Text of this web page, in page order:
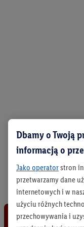
Dbamy o Twoją
informacją o
Jako operatorstron
przetwarzamy dane
internetowych i w
użyciu różnych
przechowywania i